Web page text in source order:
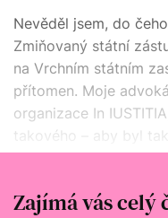
Nevěděl jsem, do
Zmiňovaný státní
na Vrchním státním
přítomen. Moje
organizace In
takového – aby byl
u výslechu – se jí za
Zajímá vás celý